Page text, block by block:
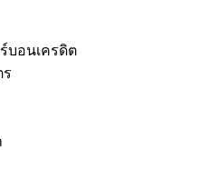
บอนเครดิต
ร